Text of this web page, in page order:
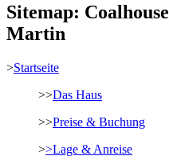
Sitemap:
Martin
>Startseite
>>Das Haus
>>Preise & Buchung
>>Lage & Anreise